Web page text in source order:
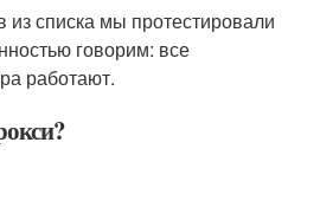
из списка мы протестировали
говорим: все
работают.